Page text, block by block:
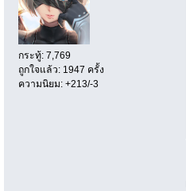
กระทู้: 7,769
ถูกใจแล้ว: 1947 ครั้ง
ความนิยม: +213/-3